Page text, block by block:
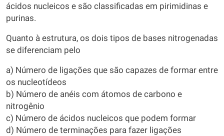
ácidos nucleicos e são classificadas em pirimidinas e
purinas.
Quanto à estrutura, os dois tipos de bases nitrogenadas
se diferenciam pelo
a) Número de ligações que são capazes de formar entre
os nucleotídeos
b) Número de anéis com átomos de carbono e
nitrogênio
c) Número de ácidos nucleicos que podem formar
d) Número de terminações para fazer ligações